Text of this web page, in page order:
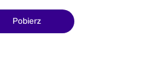
Pobierz